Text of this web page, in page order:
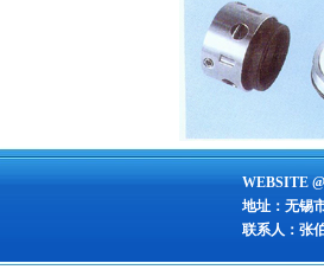
WEBSITE
地址：无锡
联系人：张